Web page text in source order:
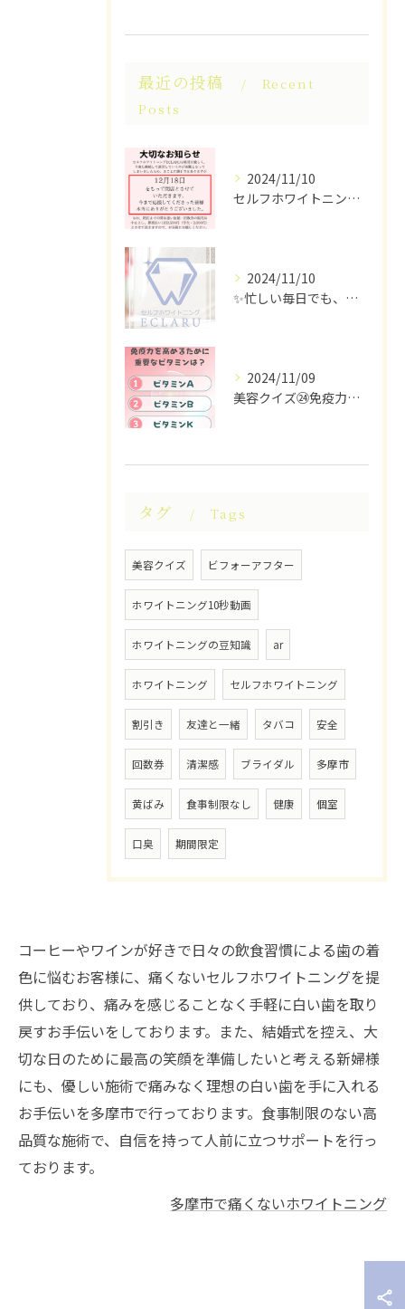
最近の投稿
Recent
Posts
2024/11/10
セルフホワイトニングECLARUは、これ以上の経営が困難なた...
2024/11/10
✨忙しい毎日でも、ちらっと立ち寄れるホワイトニングサロンはい...
2024/11/09
美容クイズ㉔免疫力を高めるために重要なビタミンは？ #美容ク...
タグ Tags
美容クイズ ビフォーアフター
ホワイトニング10秒動画
ホワイトニングの豆知識 ar
ホワイトニング セルフホワイトニング
割引き 友達と一緒 タバコ 安全
回数券 清潔感 ブライダル 多摩市
黄ばみ 食事制限なし 健康 個室
口臭 期間限定
コーヒーやワインが好きで日々の飲食習慣による歯の着
色に悩むお客様に、痛くないセルフホワイトニングを提
供しており、痛みを感じることなく手軽に白い歯を取り
戻すお手伝いをしております。また、結婚式を控え、大
切な日のために最高の笑顔を準備したいと考える新婦様
にも、優しい施術で痛みなく理想の白い歯を手に入れる
お手伝いを多摩市で行っております。食事制限のない高
品質な施術で、自信を持って人前に立つサポートを行っ
ております。
多摩市で痛くないホワイトニング